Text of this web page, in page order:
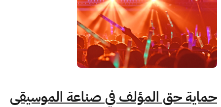
حماية حق المؤلف في صناعة الموسيقى